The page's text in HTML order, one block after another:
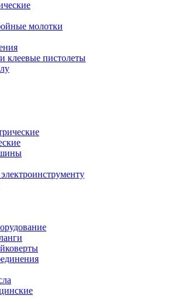
молотки
клеевые пистолеты